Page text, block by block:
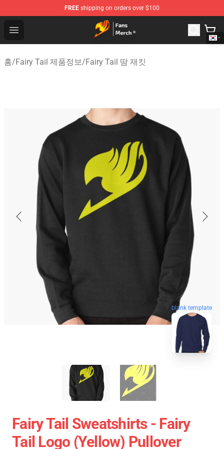
FREE shipping on orders over $100
Open menu
Fairy Tail Store - Official Fairy Tail Merchandise Shop
홈/Fairy Tail 제품정보/Fairy Tail 땀 재킷
blank template
Fairy Tail Sweatshirts - Fairy
Tail Logo (Yellow) Pullover